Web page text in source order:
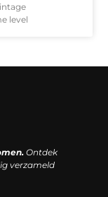
level
Ontdek
verzameld